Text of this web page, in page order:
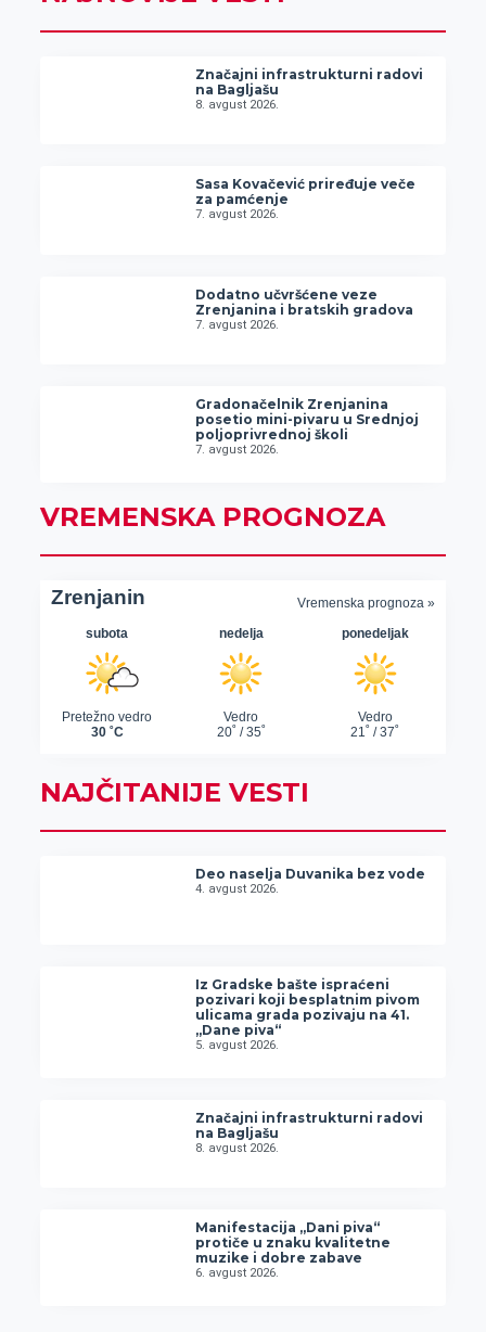
Značajni infrastrukturni radovi
na Bagljašu
8. avgust 2026.
Sasa Kovačević priređuje veče
za pamćenje
7. avgust 2026.
Dodatno učvršćene veze
Zrenjanina i bratskih gradova
7. avgust 2026.
Gradonačelnik Zrenjanina
posetio mini-pivaru u Srednjoj
poljoprivrednoj školi
7. avgust 2026.
VREMENSKA PROGNOZA
NAJČITANIJE VESTI
Deo naselja Duvanika bez vode
4. avgust 2026.
Iz Gradske bašte ispraćeni
pozivari koji besplatnim pivom
ulicama grada pozivaju na 41.
„Dane piva“
5. avgust 2026.
Značajni infrastrukturni radovi
na Bagljašu
8. avgust 2026.
Manifestacija „Dani piva“
protiče u znaku kvalitetne
muzike i dobre zabave
6. avgust 2026.